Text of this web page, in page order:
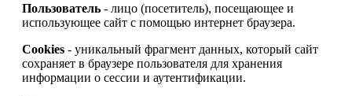
Пользователь - лицо (посетитель), посещающее и
использующее сайт с помощью интернет браузера.
Cookies - уникальный фрагмент данных, который сайт
сохраняет в браузере пользователя для хранения
информации о сессии и аутентификации.